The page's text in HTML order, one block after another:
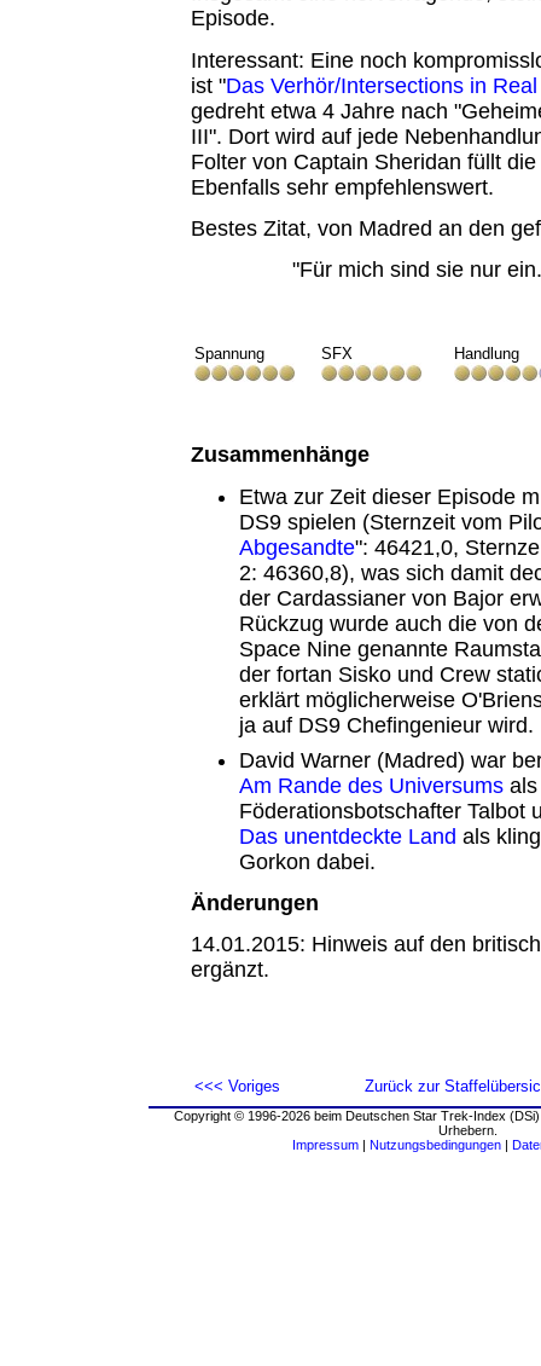
Episode.
Interessant: Eine noch
ist "Das Verhör/Intersections in Real
gedreht etwa 4 Jahre nach
III". Dort wird auf jede
Folter von Captain Sheridan füllt
Ebenfalls sehr empfehlenswert.
Bestes Zitat, von Madred an den
"Für mich sind sie nur
Spannung SFX Handlung
Zusammenhänge
Etwa zur Zeit dieser Episode
DS9 spielen (Sternzeit vom
Abgesandte": 46421,0,
2: 46360,8), was sich damit
der Cardassianer von Bajor
Rückzug wurde auch die von
Space Nine genannte
der fortan Sisko und Crew
erklärt möglicherweise
ja auf DS9 Chefingenieur wird.
David Warner (Madred) war
Am Rande des Universumsals
Föderationsbotschafter Talbot
Das unentdeckte Land als
Gorkon dabei.
Änderungen
14.01.2015: Hinweis auf den
ergänzt.
<<< Voriges Zurück zur
Copyright © 1996-2026 beim Deutschen Star Trek-Index
Urhebern.
Impressum | Nutzungsbedingungen |